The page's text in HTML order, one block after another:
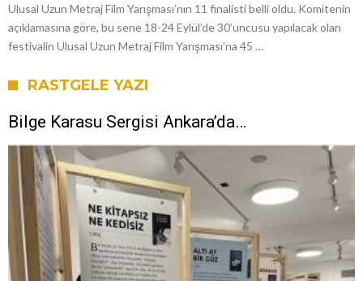
Ulusal Uzun Metraj Film Yarışması’nın 11 finalisti belli oldu. Komitenin
açıklamasına göre, bu sene 18-24 Eylül’de 30’uncusu yapılacak olan
festivalin Ulusal Uzun Metraj Film Yarışması’na 45 …
RASTGELE YAZI
Bilge Karasu Sergisi Ankara’da…